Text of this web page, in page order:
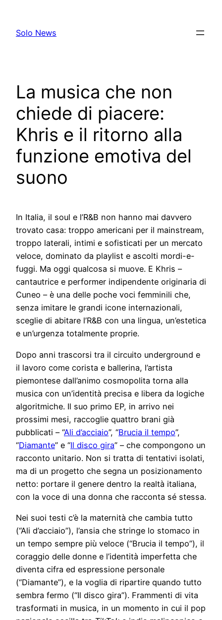
content
Solo News
La musica che non
chiede di piacere:
Khris e il ritorno alla
funzione emotiva del
suono
In Italia, il soul e l’R&B non hanno mai davvero
trovato casa: troppo americani per il mainstream,
troppo laterali, intimi e sofisticati per un mercato
veloce, dominato da playlist e ascolti mordi-e-
fuggi. Ma oggi qualcosa si muove. E Khris –
cantautrice e performer indipendente originaria di
Cuneo – è una delle poche voci femminili che,
senza imitare le grandi icone internazionali,
sceglie di abitare l’R&B con una lingua, un’estetica
e un’urgenza totalmente proprie.
Dopo anni trascorsi tra il circuito underground e
il lavoro come corista e ballerina, l’artista
piemontese dall’animo cosmopolita torna alla
musica con un’identità precisa e libera da logiche
algoritmiche. Il suo primo EP, in arrivo nei
prossimi mesi, raccoglie quattro brani già
pubblicati – “Ali d’acciaio”, “Brucia il tempo”,
“Diamante” e “Il disco gira” – che compongono un
racconto unitario. Non si tratta di tentativi isolati,
ma di un progetto che segna un posizionamento
netto: portare il genere dentro la realtà italiana,
con la voce di una donna che racconta sé stessa.
Nei suoi testi c’è la maternità che cambia tutto
(“Ali d’acciaio”), l’ansia che stringe lo stomaco in
un tempo sempre più veloce (“Brucia il tempo”), il
coraggio delle donne e l’identità imperfetta che
diventa cifra ed espressione personale
(“Diamante”), e la voglia di ripartire quando tutto
sembra fermo (“Il disco gira”). Frammenti di vita
trasformati in musica, in un momento in cui il pop